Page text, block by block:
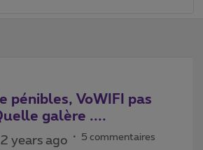
pénibles, VoWIFI pas
galère ....
years ago 5 commentaires